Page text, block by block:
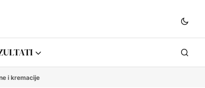
i kremacije